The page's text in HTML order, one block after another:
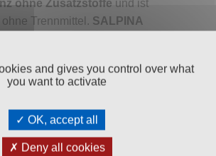
ohne Zusatzstoffe und ist
Trennmittel. SALPINA
damit optimal für alle
von Schwimmbädern und
Poolsalzsorgt für eine
Wasserqualität. Außerdem
Siedesalz die Umwelt
and gives you control over what
you want to activate
OK, accept all
Deny all cookies